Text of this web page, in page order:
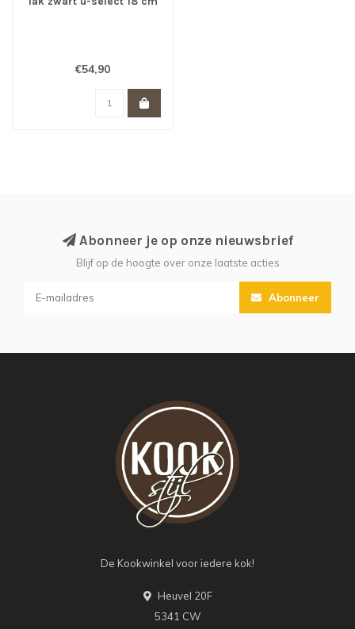
€54,90
Abonneer je op onze nieuwsbrief
Blijf op de hoogte over onze laatste acties
Abonneer
De Kookwinkel voor iedere kok!
Heuvel 20F
5341 CW